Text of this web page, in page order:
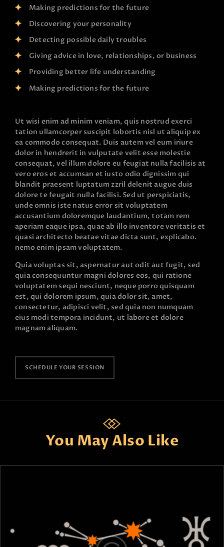
Making predictions for the future
Discovering your personality
Detecting possible daily troubles
Giving advice in love, relationships, or business
Providing better life understanding
Making predictions for the future
Ut wisi enim ad minim veniam, quis nostrud exerci
tation ullamcorper suscipit lobortis nisl ut aliquip ex
ea commodo consequat. Duis autem vel eum iriure
dolor in hendrerit in vulputate velit esse molestie
consequat, vel illum dolore eu feugiat nulla facilisis at
vero eros et accumsan et iusto odio dignissim qui
blandit praesent luptatum zzril delenit augue duis
dolore te feugait nulla facilisi. Sed ut perspiciatis,
unde omnis iste natus error sit voluptatem
accusantium doloremque laudantium, totam rem
aperiam eaque ipsa, quae ab illo inventore veritatis et
quasi architecto beatae vitae dicta sunt, explicabo.
nemo enim ipsam voluptatem.
Quia voluptas sit, aspernatur aut odit aut fugit, sed
quia consequuntur magni dolores eos, qui ratione
voluptatem sequi nesciunt, neque porro quisquam
est, qui dolorem ipsum, quia dolor sit, amet,
consectetur, adipisci velit, sed quia non numquam
eius modi tempora incidunt, ut labore et dolore
magnam aliquam.
SCHEDULE YOUR SESSION
You May Also Like